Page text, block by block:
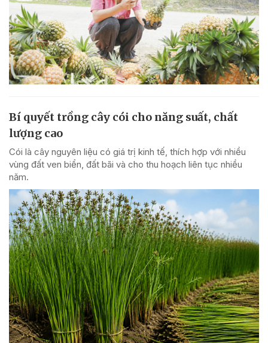
Bí quyết trồng cây cói cho năng suất, chất
lượng cao
Cói là cây nguyên liệu có giá trị kinh tế, thích hợp với nhiều
vùng đất ven biển, đất bãi và cho thu hoạch liên tục nhiều
năm.